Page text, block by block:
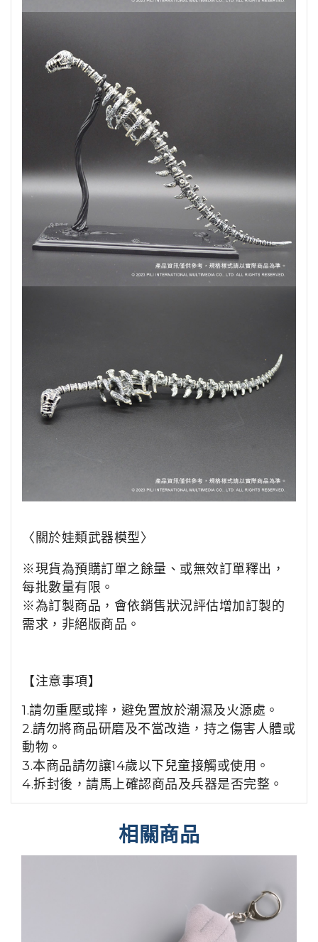
〈關於娃類武器模型〉
※現貨為預購訂單之餘量、或無效訂單釋出，
每批數量有限。
※為訂製商品，會依銷售狀況評估增加訂製的
需求，非絕版商品。
【注意事項】
1.請勿重壓或摔，避免置放於潮濕及火源處。
2.請勿將商品研磨及不當改造，持之傷害人體或
動物。
3.本商品請勿讓14歲以下兒童接觸或使用。
4.拆封後，請馬上確認商品及兵器是否完整。
相關商品